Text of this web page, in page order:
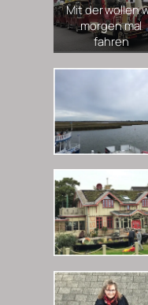
Mit der wollen
morgen mal
fahren